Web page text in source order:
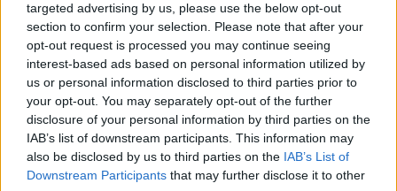
targeted advertising by us, please use the below opt-out
section to confirm your selection. Please note that after your
opt-out request is processed you may continue seeing
interest-based ads based on personal information utilized by
us or personal information disclosed to third parties prior to
your opt-out. You may separately opt-out of the further
disclosure of your personal information by third parties on the
IAB’s list of downstream participants. This information may
also be disclosed by us to third parties on the IAB’s List of
Downstream Participants that may further disclose it to other
Most könnyedén szerzel támogatókat a terveidhez, és
befolyásod nagyobb lesz a környezetedre. Ne aggódj a
kemény munka miatt, hiszen most a pihenés ideje van,
élvezd a nyarat és lazíts!
**Hét év szerencse vár, ha kedvelés és a sok szerencsét
beírása után gördítesz lejjebb!**